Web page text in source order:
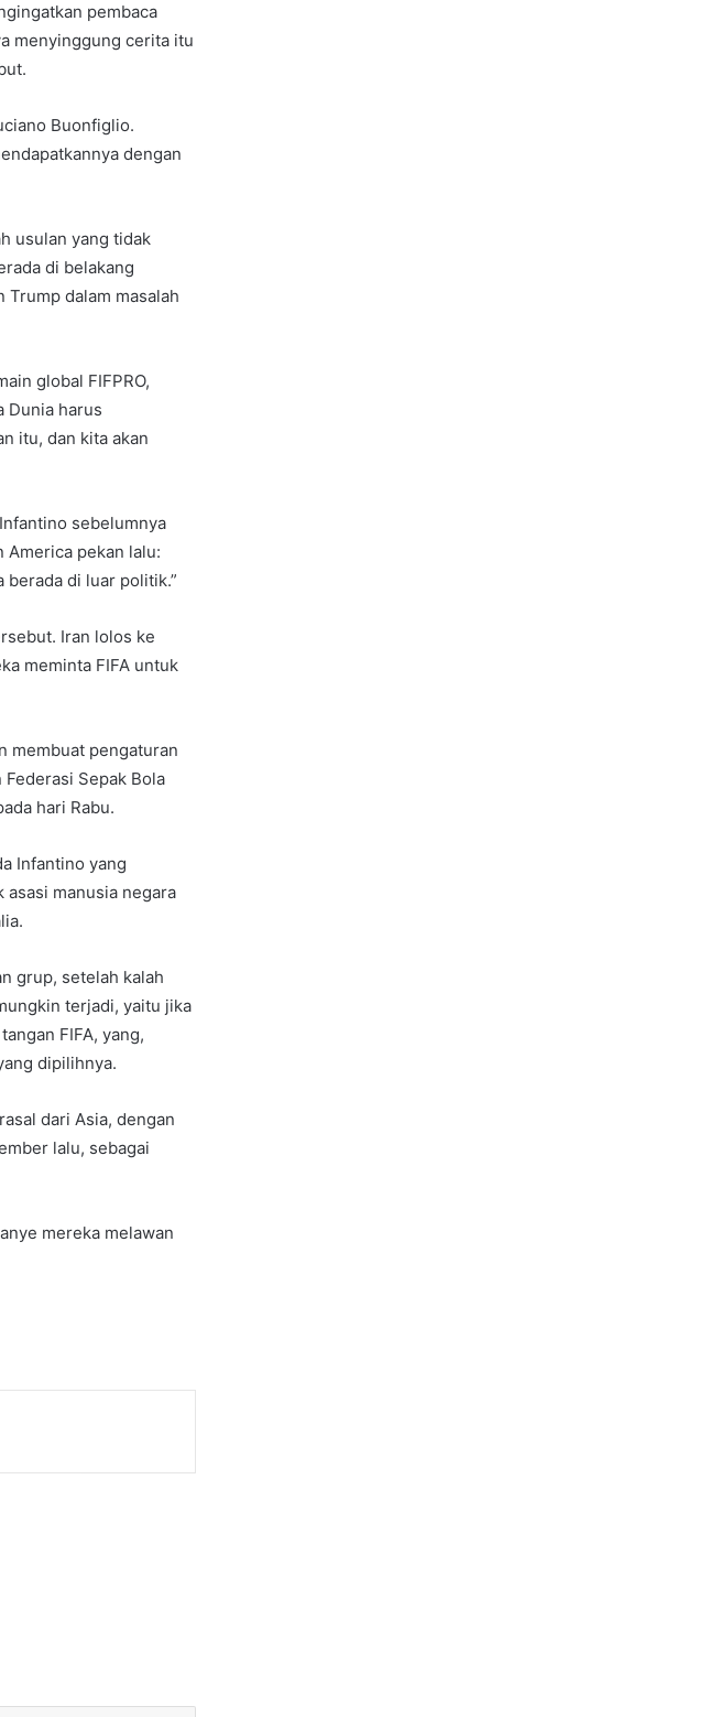
pembaca
menyinggung cerita itu
Buonfiglio.
dengan
usulan yang tidak
di belakang
Trump dalam masalah
global FIFPRO,
Dunia harus
itu, dan kita akan
sebelumnya
America pekan lalu:
di luar politik.”
Iran lolos ke
meminta FIFA untuk
membuat pengaturan
Sepak Bola
hari Rabu.
Infantino yang
asasi manusia negara
grup, setelah kalah
terjadi, yaitu jika
FIFA, yang,
dipilihnya.
dari Asia, dengan
lalu, sebagai
mereka melawan